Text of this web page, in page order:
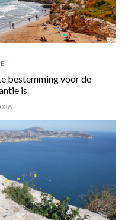
bestemming voor de
is